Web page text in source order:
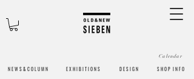
N E W S & C O L U M N
Calendar
​E X H I B I T I O N S D E S I G N S H O P I N F O